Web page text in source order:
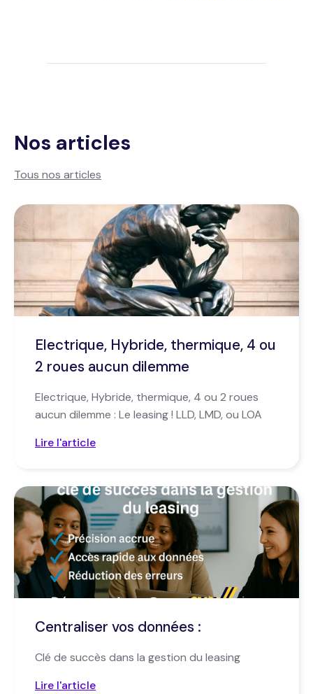
Nos articles
Tous nos articles
Electrique, Hybride, thermique, 4 ou
2 roues aucun dilemme
Electrique, Hybride, thermique, 4 ou 2 roues
aucun dilemme : Le leasing ! LLD, LMD, ou LOA
Lire l'article
Centraliser vos données :
Clé de succès dans la gestion du leasing
Lire l'article